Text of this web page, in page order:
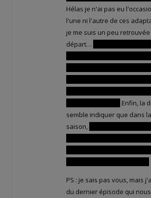
Hélas je n'ai pas eu
l'une ni l'autre de ces
je me suis un peu
départ…
Enfin, la
semble indiquer que dans
saison,
PS : je sais pas vous, mais
du dernier épisode qui